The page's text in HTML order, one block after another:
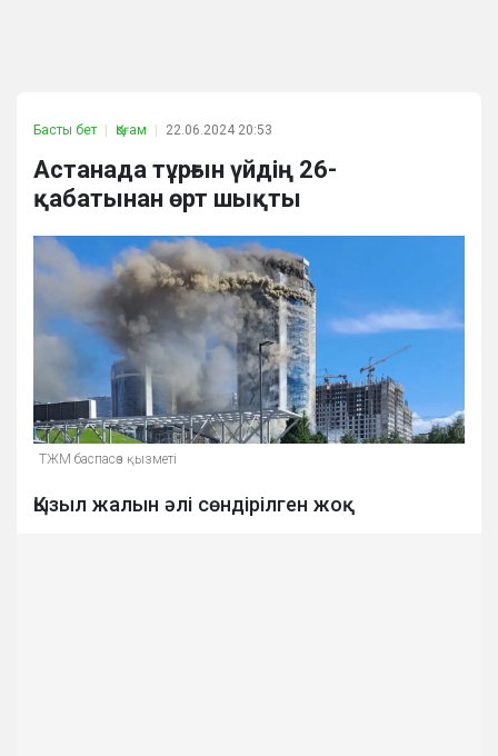
Басты бет Қоғам 22.06.2024 20:53
Астанада тұрғын үйдің 26-
қабатынан өрт шықты
ТЖМ баспасөз қызметі
Қызыл жалын әлі сөндірілген жоқ